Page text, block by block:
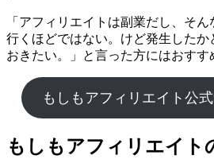
「アフィリエイトは副業だし、そ
行くほどではない。けど発生したか
おきたい。」と言った方にはおすす
もしもアフィリエイト公
もしもアフィリエイト